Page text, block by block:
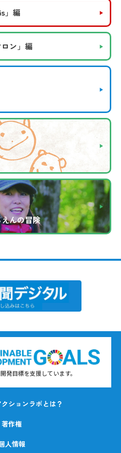
」編
ロン」編
んの冒険
発目標を支援しています。
ションラボとは？
著作権
人情報